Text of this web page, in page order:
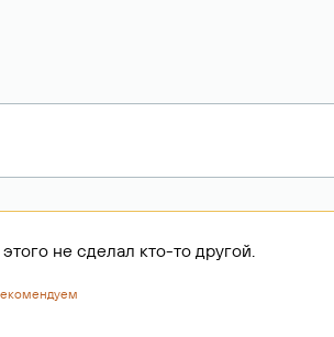
не сделал кто-то другой.